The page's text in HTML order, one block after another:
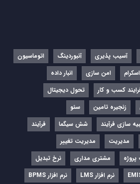
آسیب پذیری آنبوردینگ
اتوماسیون
اسکرام امن سازی
انبار داده
کسب و کار
تحول دیجیتال
زنجیره تامین
سئو
سازی فرآیند شش سیگما
فرآیند
مدیریت
مدیریت تغییر
مشتری مداری
نرخ تبدیل
نرم‌ افزار LMS
نرم افزار BPMS